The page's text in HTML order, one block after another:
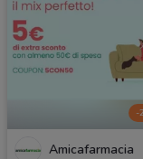
-
Amicafarmacia